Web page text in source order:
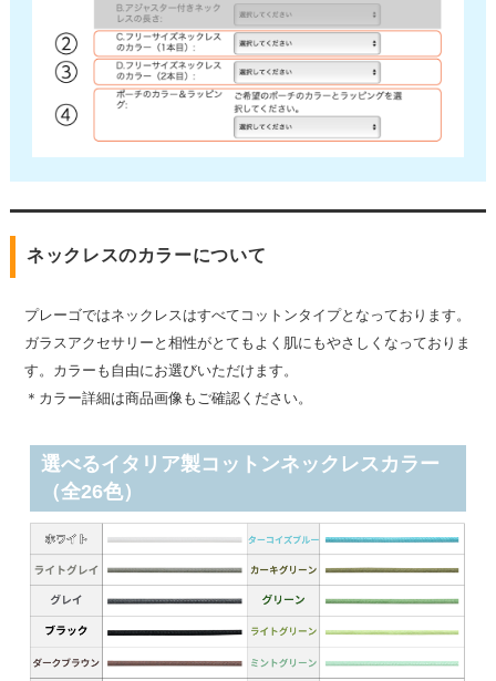
ネックレスのカラーについて
プレーゴではネックレスはすべてコットンタイプとなっております。
ガラスアクセサリーと相性がとてもよく肌にもやさしくなっておりま
す。カラーも自由にお選びいただけます。
＊カラー詳細は商品画像もご確認ください。
選べるイタリア製コットンネックレスカラー
（全26色）